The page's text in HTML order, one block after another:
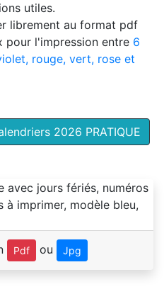
utiles.
librement au format pdf
pour l'impression entre 6
rouge, vert, rose et
2026 PRATIQUE
Pdf ou Jpg